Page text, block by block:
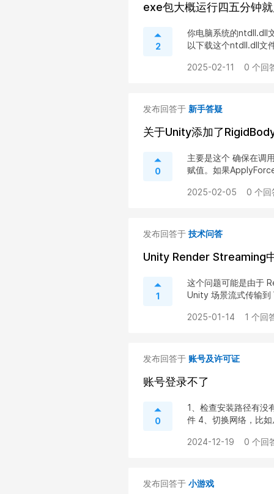
exe包大概运行四五分钟
2
你电脑系统的ntdll.dll
以下载这个ntdll.dll文
2025-02-11 0 个回
发布回答于 新手答疑
关于Unity添加了
0
主要是这个 确保在调
赋值。如果
2025-02-05 0 个回
发布回答于 技术问答
Unity Render Streaming
1
这个问题可能是由于
Unity 场景流式传输到
2025-01-14 1 个回
发布回答于 账号及许可证
账号登录不了
0
1、检查安装路径有没
件 4、切换网络，比
2024-12-19 0 个回
发布回答于 小游戏